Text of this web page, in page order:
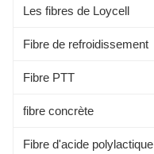
Les fibres alginées
Les fibres de Kapok
Fibre de bambou
Les fibres de Loycell
Fibre de refroidissement
Fibre PTT
fibre concrète
Fibre d'acide polylactique